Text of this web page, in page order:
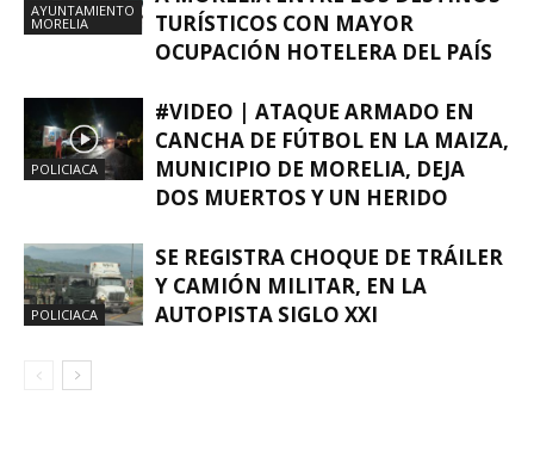
AYUNTAMIENTO
MORELIA
TURÍSTICOS CON MAYOR
OCUPACIÓN HOTELERA DEL PAÍS
POLICIACA
#VIDEO | ATAQUE ARMADO EN
CANCHA DE FÚTBOL EN LA MAIZA,
MUNICIPIO DE MORELIA, DEJA
DOS MUERTOS Y UN HERIDO
POLICIACA
SE REGISTRA CHOQUE DE TRÁILER
Y CAMIÓN MILITAR, EN LA
AUTOPISTA SIGLO XXI